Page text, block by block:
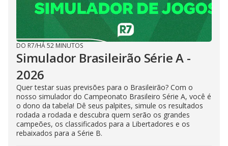
DO R7/HÁ 52 MINUTOS
Simulador Brasileirão Série A -
2026
Quer testar suas previsões para o Brasileirão? Com o
nosso simulador do Campeonato Brasileiro Série A, você é
o dono da tabela! Dê seus palpites, simule os resultados
rodada a rodada e descubra quem serão os grandes
campeões, os classificados para a Libertadores e os
rebaixados para a Série B.